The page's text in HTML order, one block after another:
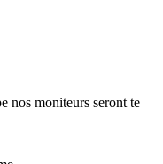
nos moniteurs seront te